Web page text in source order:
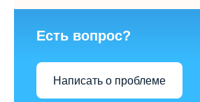
Есть вопрос?
Написать о проблеме